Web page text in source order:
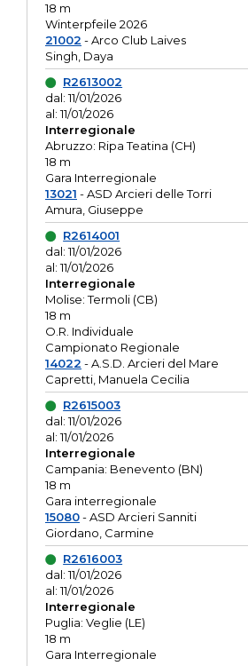
18 m
Winterpfeile 2026
21002 - Arco Club Laives
Singh, Daya
R2613002
dal: 11/01/2026
al: 11/01/2026
Interregionale
Abruzzo: Ripa Teatina (CH)
18 m
Gara Interregionale
13021 - ASD Arcieri delle Torri
Amura, Giuseppe
R2614001
dal: 11/01/2026
al: 11/01/2026
Interregionale
Molise: Termoli (CB)
18 m
O.R. Individuale
Campionato Regionale
14022 - A.S.D. Arcieri del Mare
Capretti, Manuela Cecilia
R2615003
dal: 11/01/2026
al: 11/01/2026
Interregionale
Campania: Benevento (BN)
18 m
Gara interregionale
15080- ASD Arcieri Sanniti
Giordano, Carmine
R2616003
dal: 11/01/2026
al: 11/01/2026
Interregionale
Puglia: Veglie (LE)
18 m
Gara Interregionale